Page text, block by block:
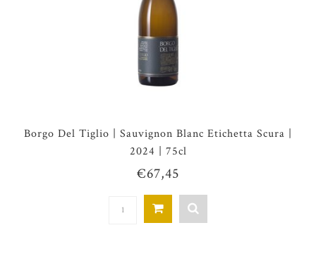
Borgo Del Tiglio | Sauvignon Blanc Etichetta Scura |
2024 | 75cl
€67,45